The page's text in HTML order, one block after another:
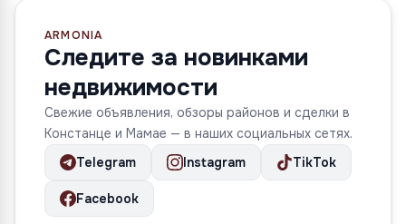
ARMONIA
Следите за новинками
недвижимости
Свежие объявления, обзоры районов и сделки в
Констанце и Мамае — в наших социальных сетях.
Telegram
Instagram TikTok
Facebook